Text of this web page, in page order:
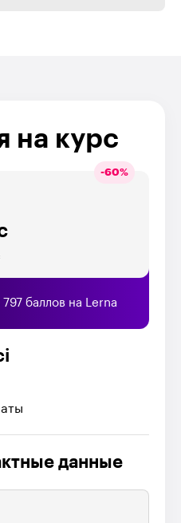
на курс
-60%
баллов на Lerna
данные